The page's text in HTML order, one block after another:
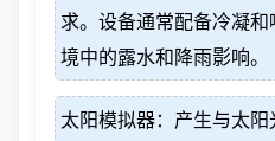
求。设备通常配备冷凝
境中的露水和降雨影响。
太阳模拟器：产生与太